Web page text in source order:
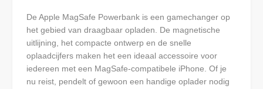
De Apple MagSafe Powerbank is een gamechanger op
het gebied van draagbaar opladen. De magnetische
uitlijning, het compacte ontwerp en de snelle
oplaadcijfers maken het een ideaal accessoire voor
iedereen met een MagSafe-compatibele iPhone. Of je
nu reist, pendelt of gewoon een handige oplader nodig